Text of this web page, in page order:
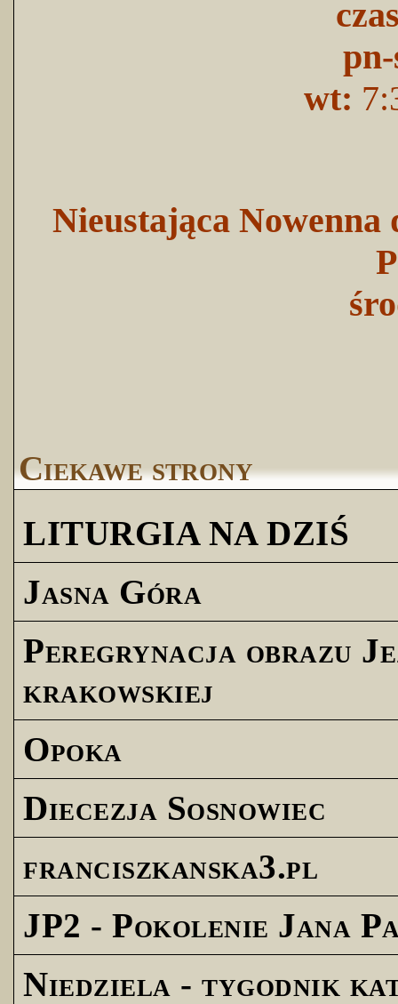
wt:
Nieustająca
Ciekawe strony
LITURGIA NA DZIŚ
Jasna Góra
Peregrynacja obrazu
krakowskiej
Opoka
Diecezja Sosnowiec
franciszkanska3.pl
JP2 - Pokolenie Jana
Niedziela - tygodnik